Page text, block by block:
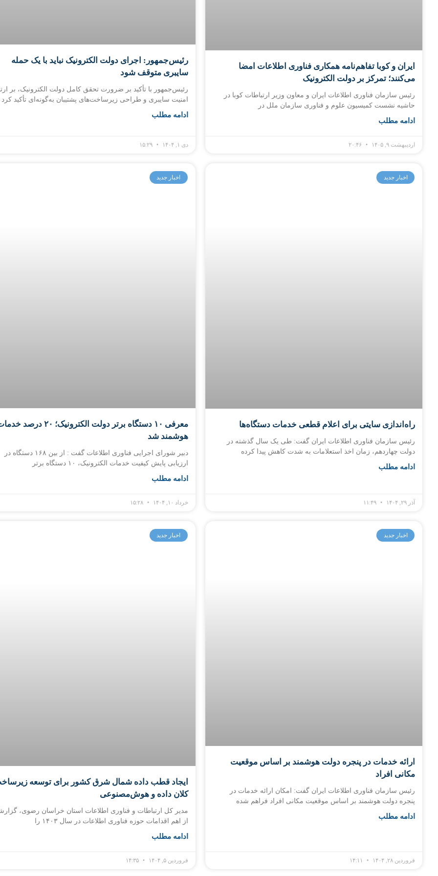
ایران و کوبا تفاهم‌نامه همکاری فناوری اطلاعات امضا
می‌کنند؛ تمرکز بر دولت الکترونیک
رئیس سازمان فناوری اطلاعات ایران و معاون وزیر ارتباطات کوبا در
حاشیه نشست کمیسیون علوم و فناوری سازمان ملل در
ادامه مطلب
اردیبهشت ۹, ۱۴۰۵
رئیس‌جمهور: اجرای دولت الکترونیک نباید با یک حمله
سایبری متوقف شود
رئیس‌جمهور با تأکید بر ضرورت تحقق کامل دولت الکترونیک، بر
امنیت سایبری و طراحی زیرساخت‌های پشتیبان به‌گونه‌ای تأکید کرد
ادامه مطلب
دی ۱, ۱۴۰۴ ۱۵:۲۹
اخبار جدید
راه‌اندازی سایتی برای اعلام قطعی خدمات دستگاه‌ها
رئیس سازمان فناوری اطلاعات ایران گفت: طی یک سال گذشته در
دولت چهاردهم، زمان اخذ استعلامات به شدت کاهش پیدا کرده
ادامه مطلب
آذر ۲۹, ۱۴۰۴
اخبار جدید
معرفی ۱۰ دستگاه برتر دولت الکترونیک؛ ۲۰ درصد
هوشمند شد
دبیر شورای اجرایی فناوری اطلاعات گفت : از بین ۱۶۸ دستگاه در
ارزیابی پایش کیفیت خدمات الکترونیک، ۱۰ دستگاه برتر
ادامه مطلب
خرداد ۱۰, ۱۴۰۴ ۱۵:۲۸
اخبار جدید
ارائه خدمات در پنجره دولت هوشمند بر اساس موقعیت
مکانی افراد
رئیس سازمان فناوری اطلاعات ایران گفت: امکان ارائه خدمات در
پنجره دولت هوشمند بر اساس موقعیت مکانی افراد فراهم شده
ادامه مطلب
فروردین ۲۸, ۱۴۰۴
اخبار جدید
ایجاد قطب داده شمال شرق کشور برای توسعه
کلان داده و هوش‌مصنوعی
مدیر کل ارتباطات و فناوری اطلاعات استان خراسان رضوی،
از اهم اقدامات حوزه فناوری اطلاعات در سال ۱۴۰۳ را
ادامه مطلب
فروردین ۵, ۱۴۰۴ ۱۴:۳۵